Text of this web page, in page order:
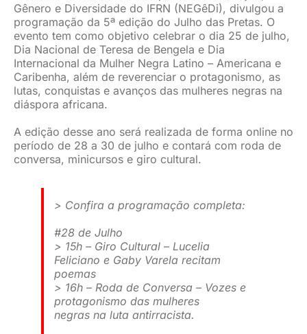
JURÍDICO
CLUBE
CONTATO
Gênero e Diversidade do IFRN (NEGêDi), divulgou a
programação da 5ª edição do Julho das Pretas. O
evento tem como objetivo celebrar o dia 25 de julho,
Dia Nacional de Teresa de Bengela e Dia
Internacional da Mulher Negra Latino – Americana e
Caribenha, além de reverenciar o protagonismo, as
lutas, conquistas e avanços das mulheres negras na
diáspora africana.
A edição desse ano será realizada de forma online no
período de 28 a 30 de julho e contará com roda de
conversa, minicursos e giro cultural.
> Confira a programação completa:
#28 de Julho
> 15h – Giro Cultural – Lucelia
Feliciano e Gaby Varela recitam
poemas
> 16h – Roda de Conversa – Vozes e
protagonismo das mulheres
negras na luta antirracista.